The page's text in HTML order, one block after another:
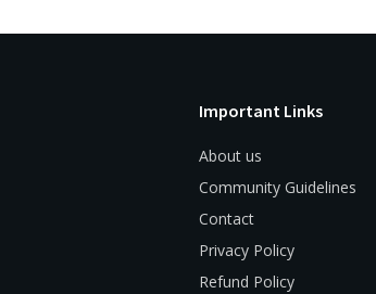
Important Links
About us
Community Guidelines
Contact
Privacy Policy
Refund Policy